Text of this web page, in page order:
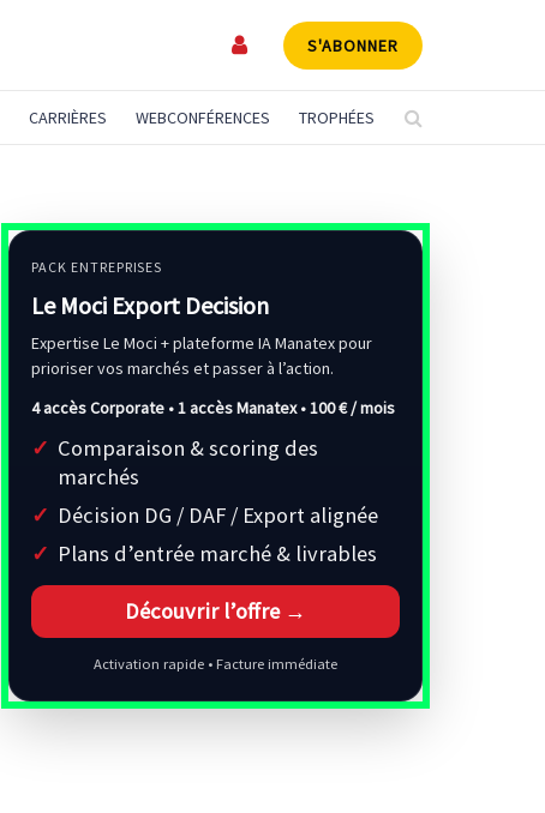
S'ABONNER
CARRIÈRES WEBCONFÉRENCES TROPHÉES
PACK ENTREPRISES
Le Moci Export Decision
Expertise Le Moci + plateforme IA Manatex pour
prioriser vos marchés et passer à l’action.
4 accès Corporate • 1 accès Manatex •100 € / mois
Comparaison & scoring des
marchés
Décision DG / DAF / Export alignée
Plans d’entrée marché & livrables
Découvrir l’offre →
Activation rapide • Facture immédiate